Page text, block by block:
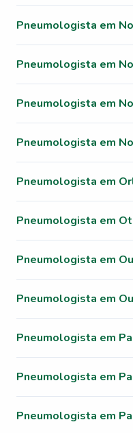
Pneumologista em
Pneumologista em
Pneumologista em
Pneumologista em
Pneumologista em
Pneumologista em
Pneumologista em
Pneumologista em
Pneumologista em
Pneumologista em
Pneumologista em